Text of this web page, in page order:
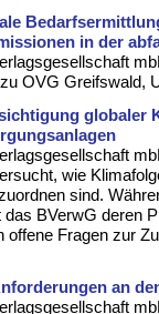
in der
OVG Greifswald,
globaler
wie
sind.
das BVerwG deren
offene Fragen zur
an